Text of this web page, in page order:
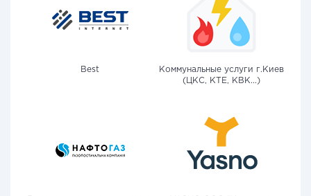
Best
Коммунальные услуги г.Киев
(ЦКС, КТЕ, КВК...)